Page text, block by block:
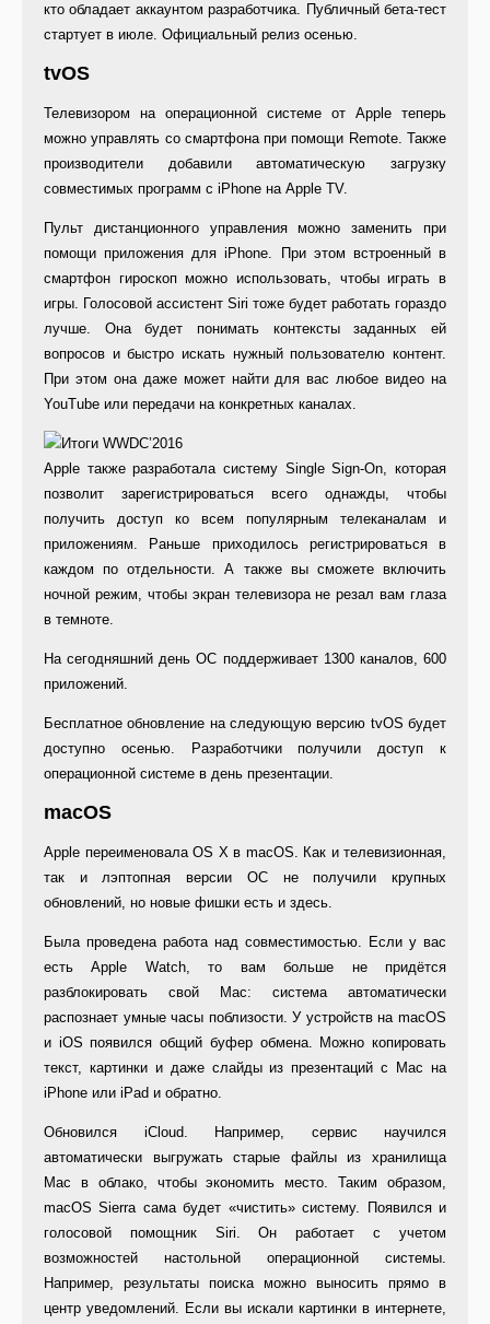
кто обладает аккаунтом разработчика. Публичный бета-тест
стартует в июле. Официальный релиз осенью.
tvOS
Телевизором на операционной системе от Apple теперь
можно управлять со смартфона при помощи Remote. Также
производители добавили автоматическую загрузку
совместимых программ с iPhone на Apple TV.
Пульт дистанционного управления можно заменить при
помощи приложения для iPhone. При этом встроенный в
смартфон гироскоп можно использовать, чтобы играть в
игры. Голосовой ассистент Siri тоже будет работать гораздо
лучше. Она будет понимать контексты заданных ей
вопросов и быстро искать нужный пользователю контент.
При этом она даже может найти для вас любое видео на
YouTube или передачи на конкретных каналах.
Apple также разработала систему Single Sign-On, которая
позволит зарегистрироваться всего однажды, чтобы
получить доступ ко всем популярным телеканалам и
приложениям. Раньше приходилось регистрироваться в
каждом по отдельности. А также вы сможете включить
ночной режим, чтобы экран телевизора не резал вам глаза
в темноте.
На сегодняшний день ОС поддерживает 1300 каналов, 600
приложений.
Бесплатное обновление на следующую версию tvOS будет
доступно осенью. Разработчики получили доступ к
операционной системе в день презентации.
macOS
Apple переименовала OS X в macOS. Как и телевизионная,
так и лэптопная версии ОС не получили крупных
обновлений, но новые фишки есть и здесь.
Была проведена работа над совместимостью. Если у вас
есть Apple Watch, то вам больше не придётся
разблокировать свой Mac: система автоматически
распознает умные часы поблизости. У устройств на macOS
и iOS появился общий буфер обмена. Можно копировать
текст, картинки и даже слайды из презентаций с Mac на
iPhone или iPad и обратно.
Обновился iCloud. Например, сервис научился
автоматически выгружать старые файлы из хранилища
Mac в облако, чтобы экономить место. Таким образом,
macOS Sierra сама будет «чистить» систему. Появился и
голосовой помощник Siri. Он работает с учетом
возможностей настольной операционной системы.
Например, результаты поиска можно выносить прямо в
центр уведомлений. Если вы искали картинки в интернете,